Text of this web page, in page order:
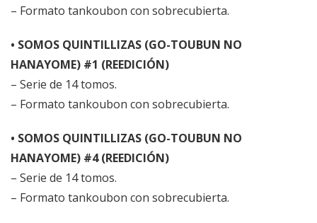
– Formato tankoubon con sobrecubierta.
• SOMOS QUINTILLIZAS (GO-TOUBUN NO
HANAYOME) #1 (REEDICIÓN)
– Serie de 14 tomos.
– Formato tankoubon con sobrecubierta.
• SOMOS QUINTILLIZAS (GO-TOUBUN NO
HANAYOME) #4 (REEDICIÓN)
– Serie de 14 tomos.
– Formato tankoubon con sobrecubierta.